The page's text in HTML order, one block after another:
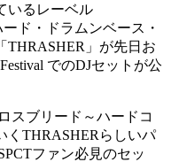
いるレーベル
ド・ドラムンベース・
THRASHER」が先日お
でのDJセットが公
スブリード～ハードコ
くTHRASHERらしいパ
ファン必見のセッ